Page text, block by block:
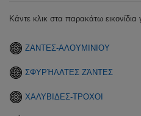
Κάντε κλικ στα παρακάτω
ΖΑΝΤΕΣ-ΑΛΟΥΜΙΝΙΟΥ
ΣΦΥΡΉΛΑΤΕΣ ΖΆΝΤΕΣ
ΧΑΛΥΒΙΔΕΣ-ΤΡΟΧΟΙ